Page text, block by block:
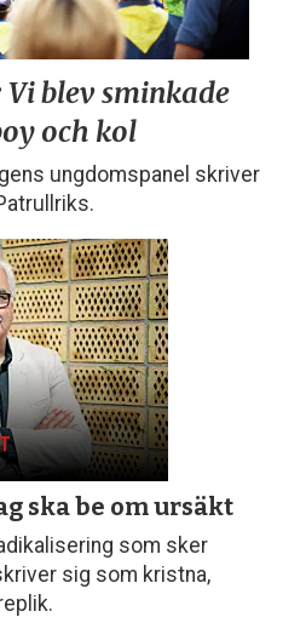
Vi blev sminkade
och kol
ungdomspanel skriver
ska be om ursäkt
som sker
sig som kristna,